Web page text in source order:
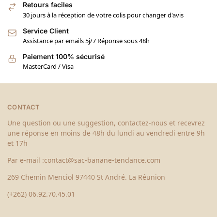
Retours faciles
30 jours à la réception de votre colis pour changer d'avis
Service Client
Assistance par emails 5j/7 Réponse sous 48h
Paiement 100% sécurisé
MasterCard / Visa
CONTACT
Une question ou une suggestion, contactez-nous et recevrez
une réponse en moins de 48h du lundi au vendredi entre 9h
et 17h
Par e-mail :contact@sac-banane-tendance.com
269 Chemin Menciol 97440 St André. La Réunion
(+262) 06.92.70.45.01